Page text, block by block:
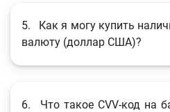
5.
Как я могу купить
валюту (доллар США)?
6.
Что такое CVV-код на